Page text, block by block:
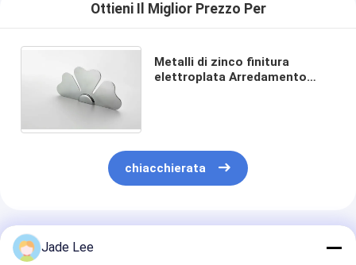
Notizie
Casi
Serratura di porta della mortasa
handlesets della porta di entrata
Ottieni Il Miglior Prezzo Per
Metalli di zinco finitura
elettroplata Arredamento
chiacchierata
Prodotti Raccomandati
Jade Lee